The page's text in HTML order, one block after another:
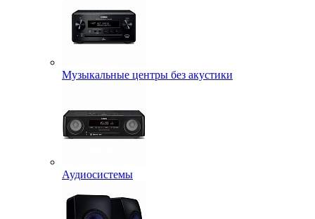
Музыкальные центры без акустики
Аудиосистемы